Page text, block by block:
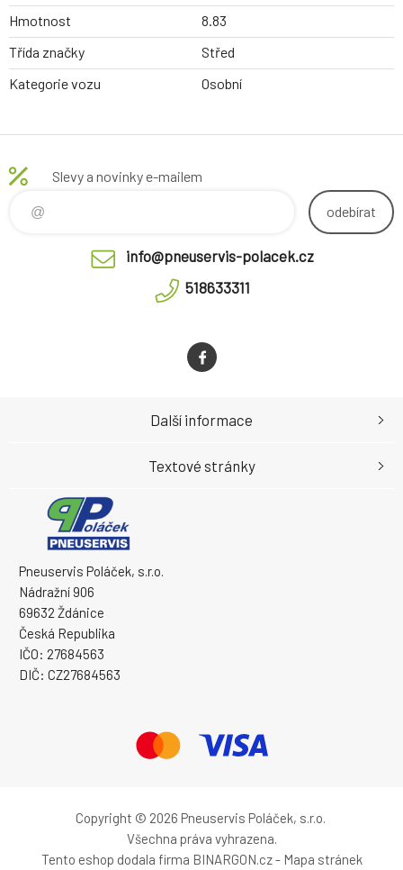
Hmotnost
8.83
Třída značky
Střed
Kategorie vozu
Osobní
Slevy a novinky e-mailem
odebírat
info@pneuservis-polacek.cz
518633311
Pneuservis Poláček, s.r.o.
Nádražní 906
69632 Ždánice
Česká Republika
IČO: 27684563
DIČ: CZ27684563
Další informace
Textové stránky
Copyright © 2026 Pneuservis Poláček, s.r.o.
Všechna práva vyhrazena.
Tento eshop dodala firma BINARGON.cz- Mapa stránek